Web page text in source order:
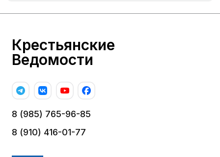
Крестьянские
Ведомости
8 (985) 765-96-85
8 (910) 416-01-77